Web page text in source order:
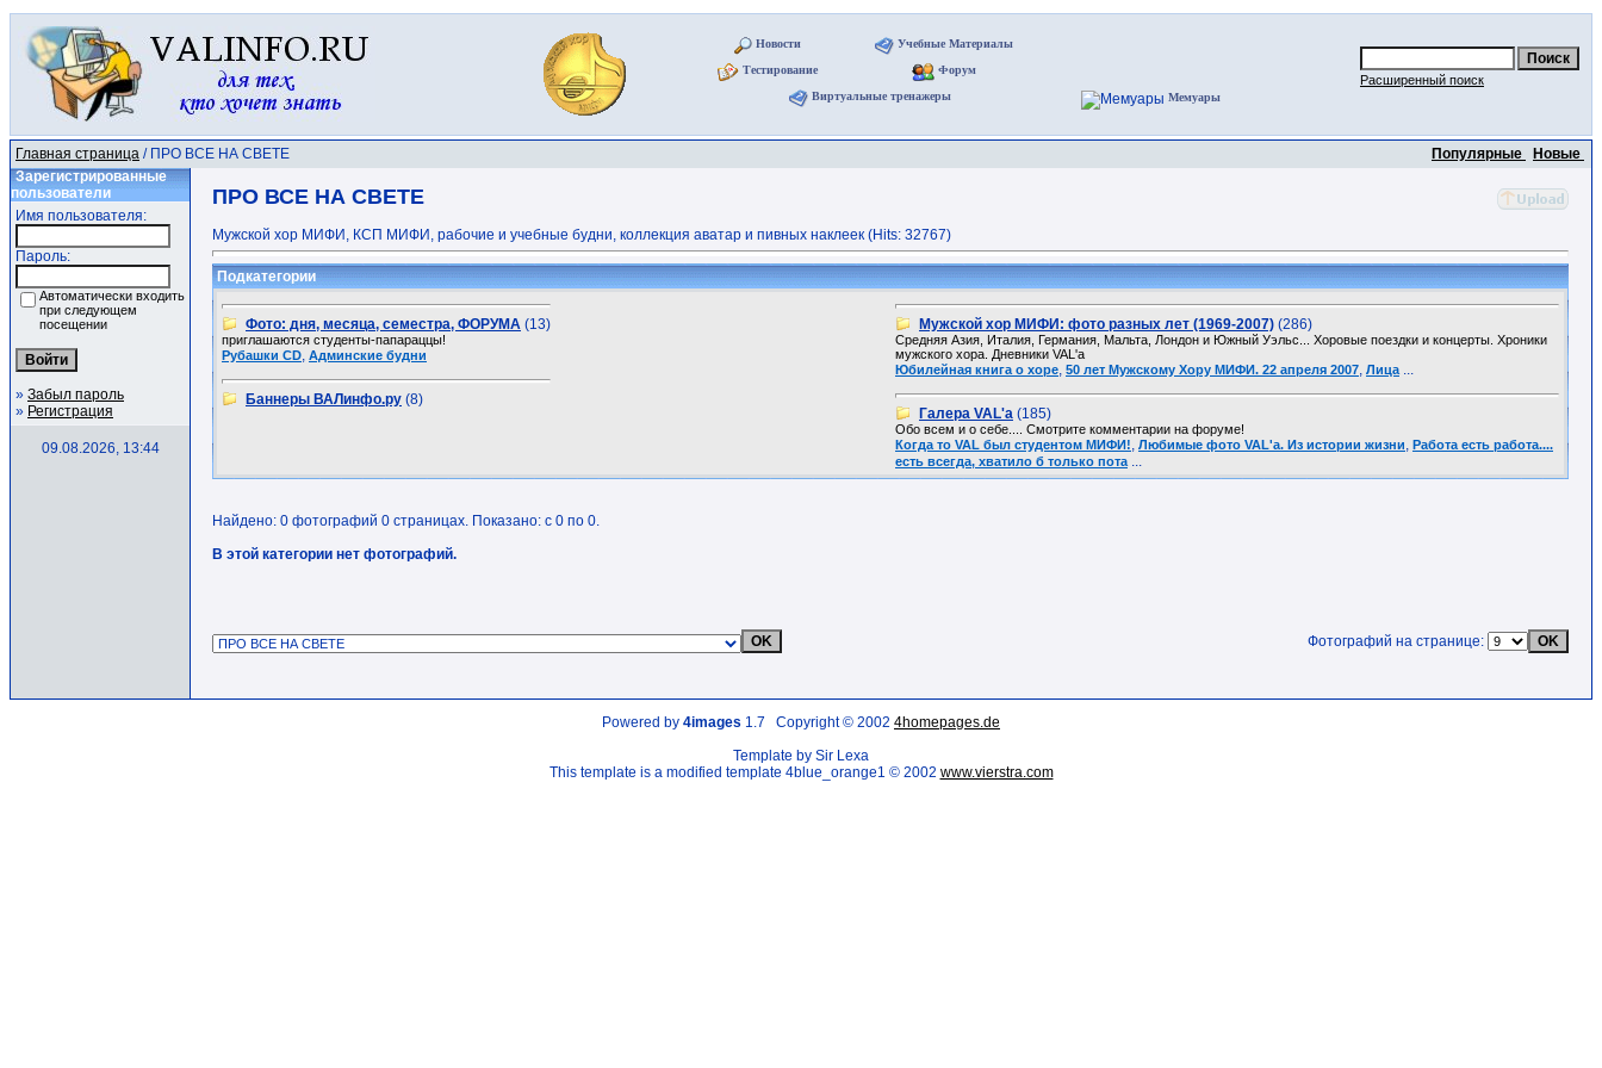
Новости
Учебные Материалы
Тестирование
Форум
Виртуальные тренажеры
Мемуары
Расширенный поиск
Главная страница / ПРО ВСЕ НА СВЕТЕ Популярные
Новые
Зарегистрированные
пользователи
Имя пользователя:
Пароль:
Автоматически входить
при следующем
посещении
» Забыл пароль
» Регистрация
09.08.2026, 13:44
ПРО ВСЕ НА СВЕТЕ
Мужской хор МИФИ, КСП МИФИ, рабочие и учебные будни, коллекция аватар и пивных наклеек (Hits: 32767)
Подкатегории
Фото: дня, месяца, семестра, ФОРУМА (13)
приглашаются студенты-папараццы!
Рубашки CD, Админские будни
Баннеры ВАЛинфо.ру (8)
Мужской хор МИФИ: фото разных лет (1969-2007) (286)
Средняя Азия, Италия, Германия, Мальта, Лондон и Южный Уэльс... Хоровые поездки и концерты. Хроники
мужского хора. Дневники VAL'a
Юбилейная книга о хоре, 50 лет Мужскому Хору МИФИ. 22 апреля 2007, Лица...
Галера VAL'a (185)
Обо всем и о себе.... Смотрите комментарии на форуме!
Когда то VAL был студентом МИФИ!, Любимые фото VAL'a. Из истории жизни, Работа есть работа....
есть всегда, хватило б только пота...
Найдено: 0 фотографий 0 страницах. Показано: с 0 по 0.
В этой категории нет фотографий.
Фотографий на странице:
Powered by 4images 1.7 Copyright © 2002 4homepages.de
Template by Sir Lexa
This template is a modified template 4blue_orange1 © 2002 www.vierstra.com